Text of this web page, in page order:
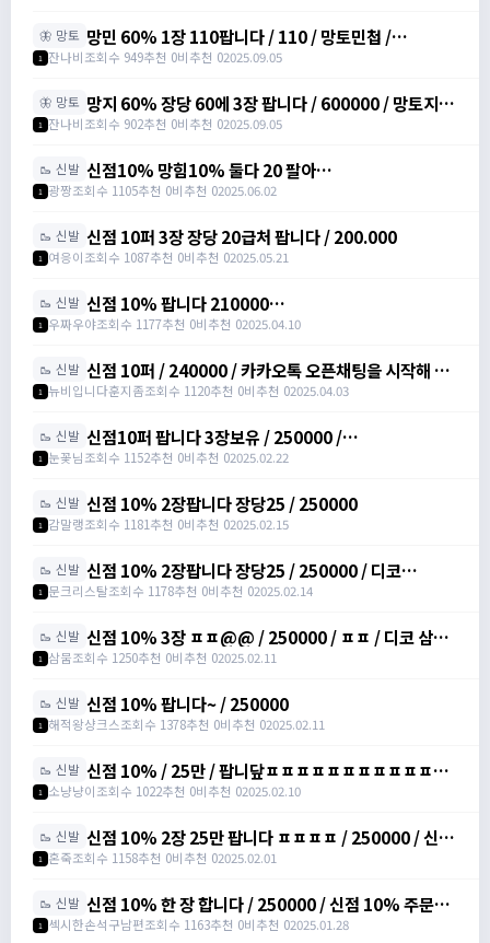
🦋 망토 망민 60% 1장 110팝니다 / 110 / 망토민첩 /
https://open.kakao.com/o/svY6joQh
1 잔나비조회수 949추천 0비추천 02025.09.05
🦋 망토 망지 60% 장당 60에 3장 팝니다 / 600000 / 망토지력
주문서 / https://open.kakao.com/o/svY6joQh
1 잔나비조회수 902추천 0비추천 02025.09.05
🥾 신발 신점10% 망힘10% 둘다 20 팔아
요/https://open.kakao.com/o/s3bLwqtf /
1 광짱조회수 1105추천 0비추천 02025.06.02
🥾 신발 신점 10퍼 3장 장당 20급처 팝니다 / 200.000
1 여응이조회수 1087추천 0비추천 02025.05.21
🥾 신발 신점 10% 팝니다 210000
https://open.kakao.com/o/sXJxSqqh /
https://open.kakao.com/o/sXJxSqqh
1 우짜우야조회수 1177추천 0비추천 02025.04.10
🥾 신발 신점 10퍼 / 240000 / 카카오톡 오픈채팅을 시작해 보
세요. 링크를 선택하면 카카오톡이 실행됩니다. 신점10
https://open.kakao.com/o/sNNXpeph
1 뉴비입니다훈지좀조회수 1120추천 0비추천 02025.04.03
🥾 신발 신점10퍼 팝니다 3장보유 / 250000 /
https://open.kakao.com/o/sbVSLshh
1 눈꽃님조회수 1152추천 0비추천 02025.02.22
🥾 신발 신점 10% 2장팝니다 장당25 / 250000
1 감말랭조회수 1181추천 0비추천 02025.02.15
🥾 신발 신점 10% 2장팝니다 장당25 / 250000 / 디코
moonssue_14660
1 문크리스탈조회수 1178추천 0비추천 02025.02.14
🥾 신발 신점 10% 3장 ㅍㅍ@@ / 250000 / ㅍㅍ / 디코 삼뭄
#3153 추가 메세지 주세여
1 삼뭄조회수 1250추천 0비추천 02025.02.11
🥾 신발 신점 10% 팝니다~ / 250000
1 해적왕샹크스조회수 1378추천 0비추천 02025.02.11
🥾 신발 신점 10% / 25만 / 팝니닾ㅍㅍㅍㅍㅍㅍㅍㅍㅍㅍㅍㅍ
/ https://open.kakao.com/o/sbuYXofh
1 소냥냥이조회수 1022추천 0비추천 02025.02.10
🥾 신발 신점 10% 2장 25만 팝니다 ㅍㅍㅍㅍ / 250000 / 신발
점프 주문서 10%, 총 2장 /
1 혼죽조회수 1158추천 0비추천 02025.02.01
🥾 신발 신점 10% 한 장 합니다 / 250000 / 신점 10% 주문서
팝니다 / https://open.kakao.com/o/srgUnZch
1 섹시한손석구남편조회수 1163추천 0비추천 02025.01.28